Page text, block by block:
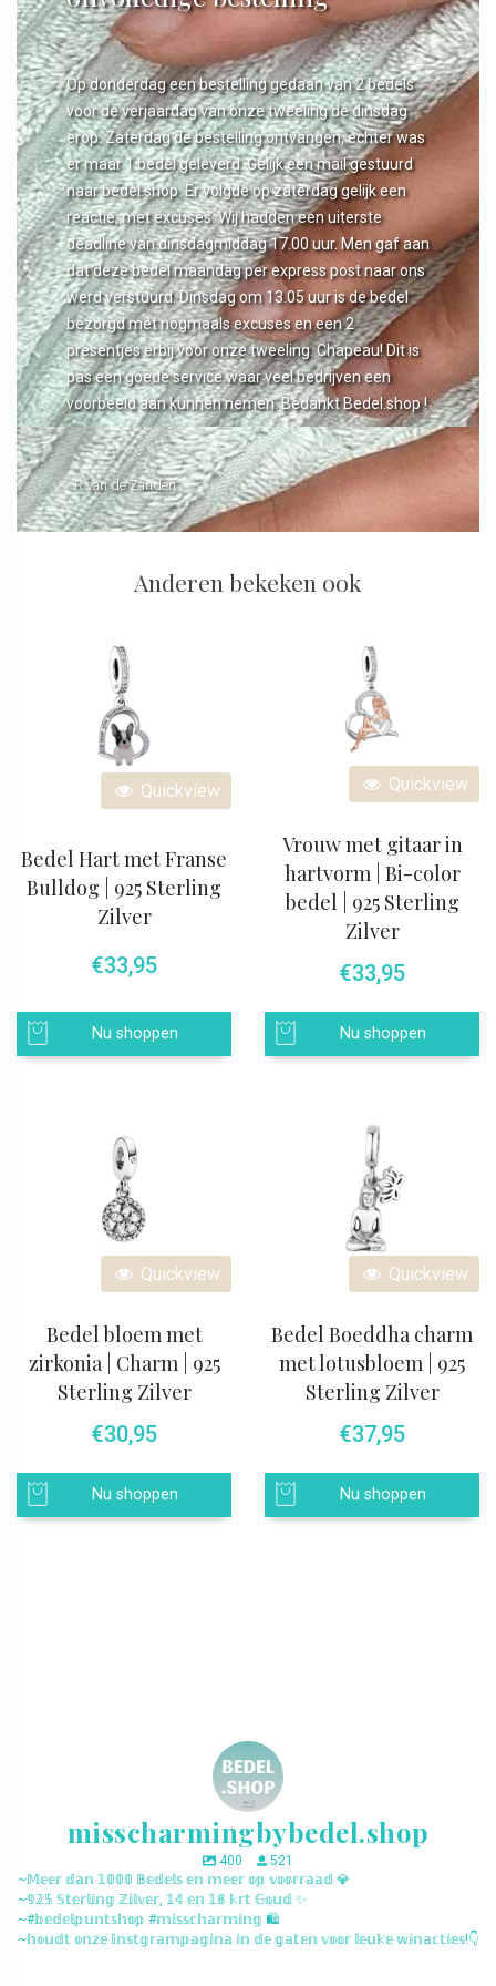
Op donderdag een bestelling gedaan van 2 bedels
voor de verjaardag van onze tweeling de dinsdag
erop. Zaterdag de bestelling ontvangen, echter was
er maar 1 bedel geleverd. Gelijk een mail gestuurd
naar bedel.shop. Er volgde op zaterdag gelijk een
reactie, met excuses. Wij hadden een uiterste
deadline van dinsdagmiddag 17.00 uur. Men gaf aan
dat deze bedel maandag per express post naar ons
werd verstuurd. Dinsdag om 13.05 uur is de bedel
bezorgd met nogmaals excuses en een 2
presentjes erbij voor onze tweeling. Chapeau! Dit is
pas een goede service waar veel bedrijven een
voorbeeld aan kunnen nemen. Bedankt Bedel.shop !
- R van de Zanden
Anderen bekeken ook
Quickview
Bedel Hart met Franse
Bulldog | 925 Sterling
Zilver
€33,95
Nu shoppen
Quickview
Vrouw met gitaar in
hartvorm | Bi-color
bedel | 925 Sterling
Zilver
€33,95
Nu shoppen
Quickview
Bedel bloem met
zirkonia | Charm | 925
Sterling Zilver
€30,95
Nu shoppen
Quickview
Bedel Boeddha charm
met lotusbloem | 925
Sterling Zilver
€37,95
Nu shoppen
misscharmingbybedel.shop
400
521
~𝕄𝕖𝕖𝕣 𝕕𝕒𝕟 𝟙𝟘𝟘𝟘 𝔹𝕖𝕕𝕖𝕝𝕤 𝕖𝕟 𝕞𝕖𝕖𝕣 𝕠𝕡 𝕧𝕠𝕠𝕣𝕣𝕒𝕒𝕕 💎
~𝟡𝟚𝟝 𝕊𝕥𝕖𝕣𝕝𝕚𝕟𝕘 ℤ𝕚𝕝𝕧𝕖𝕣, 𝟙𝟜 𝕖𝕟 𝟙𝟠 𝕜𝕣𝕥 𝔾𝕠𝕦𝕕 ✨
~#𝕓𝕖𝕕𝕖𝕝𝕡𝕦𝕟𝕥𝕤𝕙𝕠𝕡 #𝕞𝕚𝕤𝕤𝕔𝕙𝕒𝕣𝕞𝕚𝕟𝕘 🛍️
~𝕙𝕠𝕦𝕕𝕥 𝕠𝕟𝕫𝕖 𝕀𝕟𝕤𝕥𝕘𝕣𝕒𝕞𝕡𝕒𝕘𝕚𝕟𝕒 𝕚𝕟 𝕕𝕖 𝕘𝕒𝕥𝕖𝕟 𝕧𝕠𝕠𝕣 𝕝𝕖𝕦𝕜𝕖 𝕨𝕚𝕟𝕒𝕔𝕥𝕚𝕖𝕤!👇